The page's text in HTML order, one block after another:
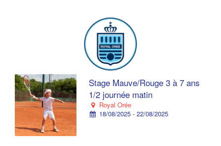
Stage Mauve/Rouge 3 à 7 ans
1/2 journée matin
Royal Orée
18/08/2025 - 22/08/2025